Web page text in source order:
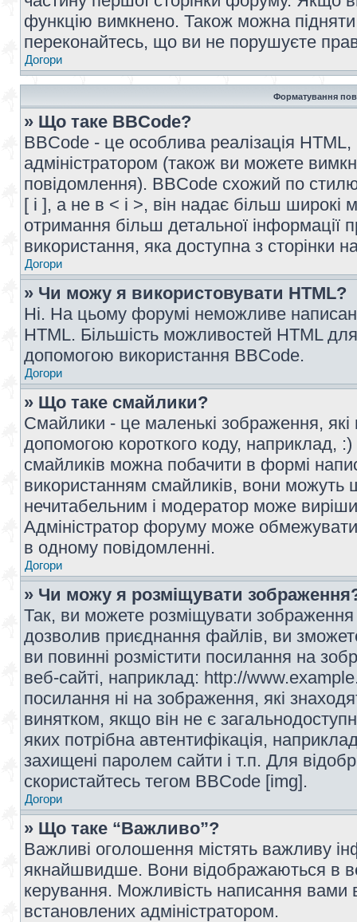
функцію вимкнено. Також можна
переконайтесь, що ви не порушуєте
Догори
Форматування
» Що таке BBCode?
BBCode - це особлива реалізація
адміністратором (також ви можете
повідомлення). BBCode схожий по
[ і ], а не в < і >, він надає більш
отримання більш детальної інформації
використання, яка доступна з сторінки
Догори
» Чи можу я використовувати HTML?
Ні. На цьому форумі неможливе
HTML. Більшість можливостей HTML
допомогою використання BBCode.
Догори
» Що таке смайлики?
Смайлики - це маленькі зображення, які
допомогою короткого коду, наприклад,
смайликів можна побачити в формі
використанням смайликів, вони
нечитабельним і модератор може
Адміністратор форуму може обмежувати
в одному повідомленні.
Догори
» Чи можу я розміщувати
Так, ви можете розміщувати
дозволив приєднання файлів, ви
ви повинні розмістити посилання на
веб-сайті, наприклад: http://
посилання ні на зображення, які
винятком, якщо він не є
яких потрібна автентифікація,
захищені паролем сайти і т.п. Для
скористайтесь тегом BBCode [img].
Догори
» Що таке “Важливо”?
Важливі оголошення містять важливу
якнайшвидше. Вони відображаються в
керування. Можливість написання
встановлених адміністратором.